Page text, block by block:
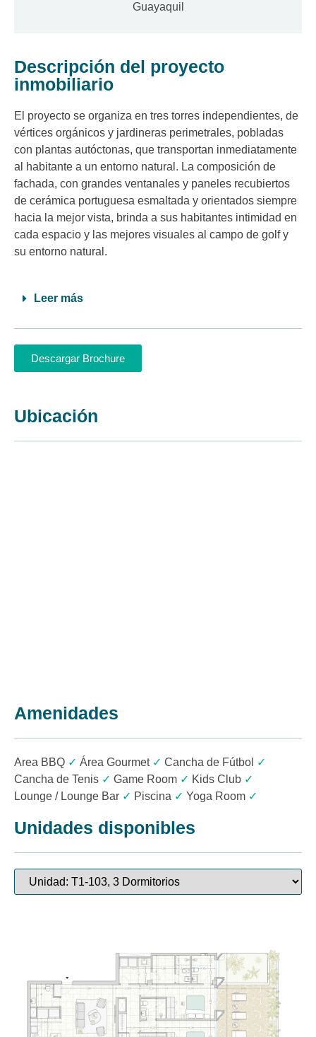
Guayaquil
Descripción del proyecto
inmobiliario
El proyecto se organiza en tres torres independientes, de
vértices orgánicos y jardineras perimetrales, pobladas
con plantas autóctonas, que transportan inmediatamente
al habitante a un entorno natural. La composición de
fachada, con grandes ventanales y paneles recubiertos
de cerámica portuguesa esmaltada y orientados siempre
hacia la mejor vista, brinda a sus habitantes intimidad en
cada espacio y las mejores visuales al campo de golf y
su entorno natural.
Leer más
Descargar Brochure
Ubicación
Amenidades
Area BBQ ✓ Área Gourmet✓ Cancha de Fútbol ✓
Cancha de Tenis ✓ Game Room ✓ Kids Club ✓
Lounge / Lounge Bar ✓ Piscina ✓ Yoga Room ✓
Unidades disponibles